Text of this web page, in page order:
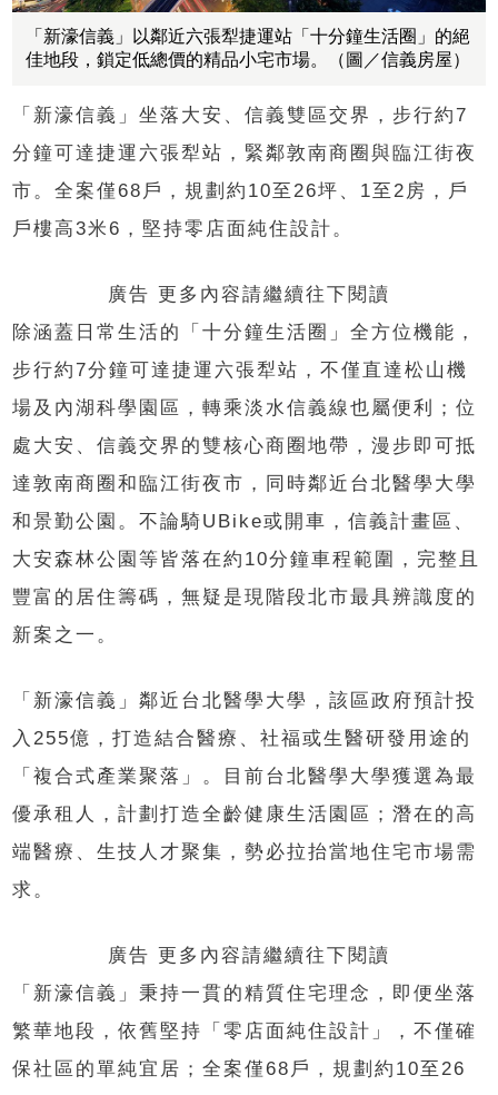
「新濠信義」以鄰近六張犁捷運站「十分鐘生活圈」的絕
佳地段，鎖定低總價的精品小宅市場。（圖／信義房屋）
「新濠信義」坐落大安、信義雙區交界，步行約7
分鐘可達捷運六張犁站，緊鄰敦南商圈與臨江街夜
市。全案僅68戶，規劃約10至26坪、1至2房，戶
戶樓高3米6，堅持零店面純住設計。
廣告 更多內容請繼續往下閱讀
除涵蓋日常生活的「十分鐘生活圈」全方位機能，
步行約7分鐘可達捷運六張犁站，不僅直達松山機
場及內湖科學園區，轉乘淡水信義線也屬便利；位
處大安、信義交界的雙核心商圈地帶，漫步即可抵
達敦南商圈和臨江街夜市，同時鄰近台北醫學大學
和景勤公園。不論騎UBike或開車，信義計畫區、
大安森林公園等皆落在約10分鐘車程範圍，完整且
豐富的居住籌碼，無疑是現階段北市最具辨識度的
新案之一。
「新濠信義」鄰近台北醫學大學，該區政府預計投
入255億，打造結合醫療、社福或生醫研發用途的
「複合式產業聚落」。目前台北醫學大學獲選為最
優承租人，計劃打造全齡健康生活園區；潛在的高
端醫療、生技人才聚集，勢必拉抬當地住宅市場需
求。
廣告 更多內容請繼續往下閱讀
「新濠信義」秉持一貫的精質住宅理念，即便坐落
繁華地段，依舊堅持「零店面純住設計」，不僅確
保社區的單純宜居；全案僅68戶，規劃約10至26